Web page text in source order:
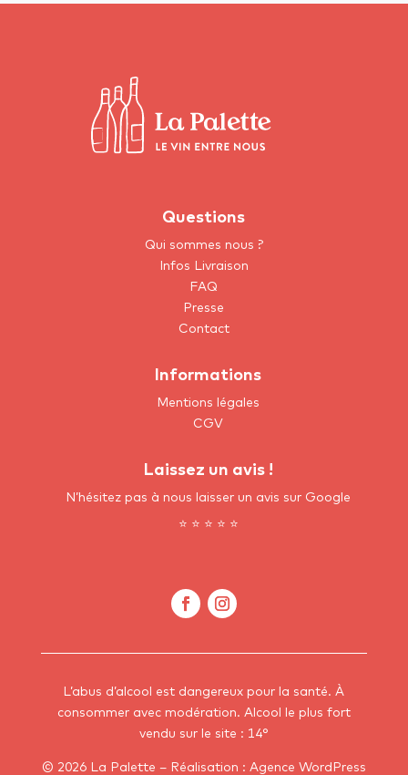
Questions
Qui sommes nous ?
Infos Livraison
FAQ
Presse
Contact
Informations
Mentions légales
CGV
Laissez un avis !
N’hésitez pas à nous laisser un avis sur Google
⭐ ⭐ ⭐ ⭐ ⭐
L’abus d’alcool est dangereux pour la santé. À
consommer avec modération. Alcool le plus fort
vendu sur le site : 14°
© 2026 La Palette – Réalisation : Agence WordPress